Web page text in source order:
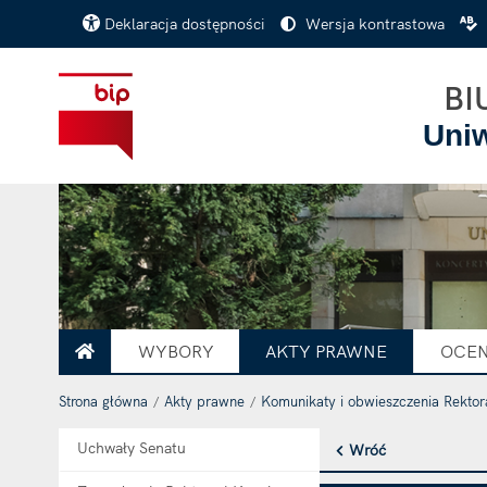
Deklaracja dostępności Wersja kontrastowa
WYBORY AKTY PRAWNE
Strona główna Akty prawne Komunikaty i obwieszczenia
Uchwały Senatu Wróć